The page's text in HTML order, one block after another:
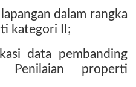
dalam rangka
kategori II;
data pembanding
Penilaian properti